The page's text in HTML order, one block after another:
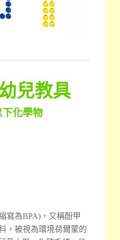
兒教具
下化學物
寫為BPA)，又稱酚甲
，被視為環境荷爾蒙的